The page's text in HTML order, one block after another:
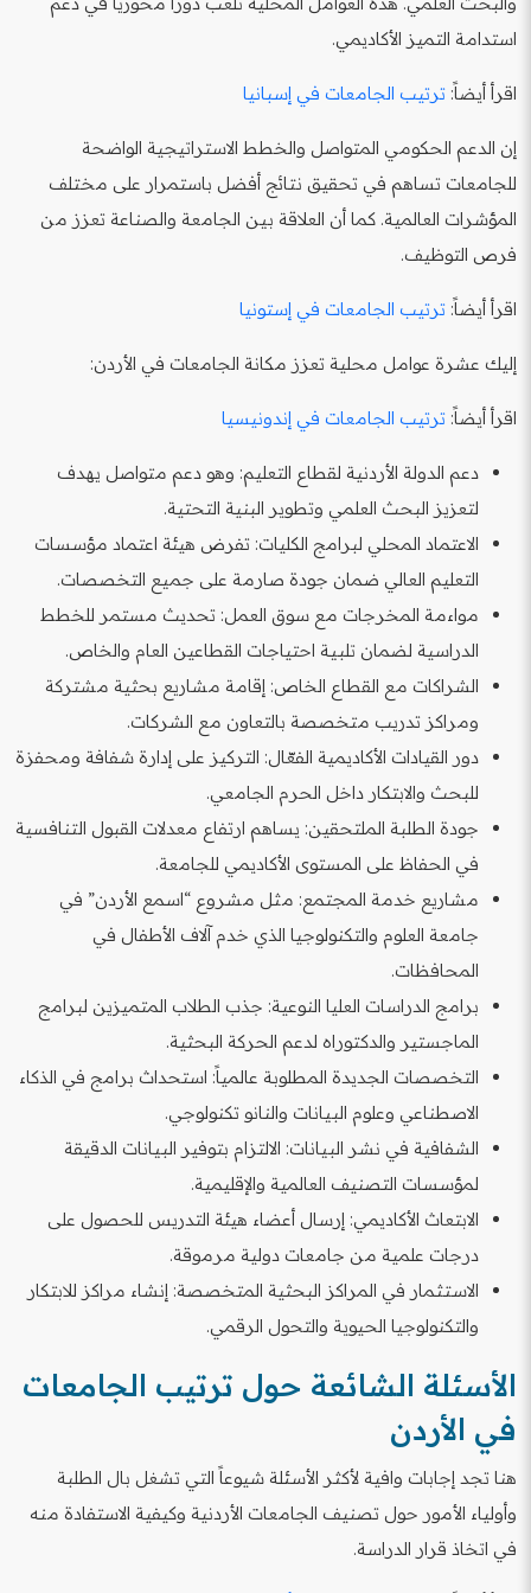
استدامة التميز الأكاديمي.
اقرأ أيضاً: ترتيب الجامعات في إسبانيا
إن الدعم الحكومي المتواصل والخطط الاستراتيجية الواضحة
للجامعات تساهم في تحقيق نتائج أفضل باستمرار على مختلف
المؤشرات العالمية. كما أن العلاقة بين الجامعة والصناعة تعزز من
فرص التوظيف.
اقرأ أيضاً: ترتيب الجامعات في إستونيا
إليك عشرة عوامل محلية تعزز مكانة الجامعات في الأردن:
اقرأ أيضاً: ترتيب الجامعات في إندونيسيا
دعم الدولة الأردنية لقطاع التعليم: وهو دعم متواصل يهدف
لتعزيز البحث العلمي وتطوير البنية التحتية.
الاعتماد المحلي لبرامج الكليات: تفرض هيئة اعتماد مؤسسات
التعليم العالي ضمان جودة صارمة على جميع التخصصات.
مواءمة المخرجات مع سوق العمل: تحديث مستمر للخطط
الدراسية لضمان تلبية احتياجات القطاعين العام والخاص.
الشراكات مع القطاع الخاص: إقامة مشاريع بحثية مشتركة
ومراكز تدريب متخصصة بالتعاون مع الشركات.
دور القيادات الأكاديمية الفعّال: التركيز على إدارة شفافة ومحفزة
للبحث والابتكار داخل الحرم الجامعي.
جودة الطلبة الملتحقين: يساهم ارتفاع معدلات القبول التنافسية
في الحفاظ على المستوى الأكاديمي للجامعة.
مشاريع خدمة المجتمع: مثل مشروع “اسمع الأردن” في
جامعة العلوم والتكنولوجيا الذي خدم آلاف الأطفال في
المحافظات.
برامج الدراسات العليا النوعية: جذب الطلاب المتميزين لبرامج
الماجستير والدكتوراه لدعم الحركة البحثية.
التخصصات الجديدة المطلوبة عالمياً: استحداث برامج في الذكاء
الاصطناعي وعلوم البيانات والنانو تكنولوجي.
الشفافية في نشر البيانات: الالتزام بتوفير البيانات الدقيقة
لمؤسسات التصنيف العالمية والإقليمية.
الابتعاث الأكاديمي: إرسال أعضاء هيئة التدريس للحصول على
درجات علمية من جامعات دولية مرموقة.
الاستثمار في المراكز البحثية المتخصصة: إنشاء مراكز للابتكار
والتكنولوجيا الحيوية والتحول الرقمي.
الأسئلة الشائعة حول ترتيب الجامعات
في الأردن
هنا تجد إجابات وافية لأكثر الأسئلة شيوعاً التي تشغل بال الطلبة
وأولياء الأمور حول تصنيف الجامعات الأردنية وكيفية الاستفادة منه
في اتخاذ قرار الدراسة.